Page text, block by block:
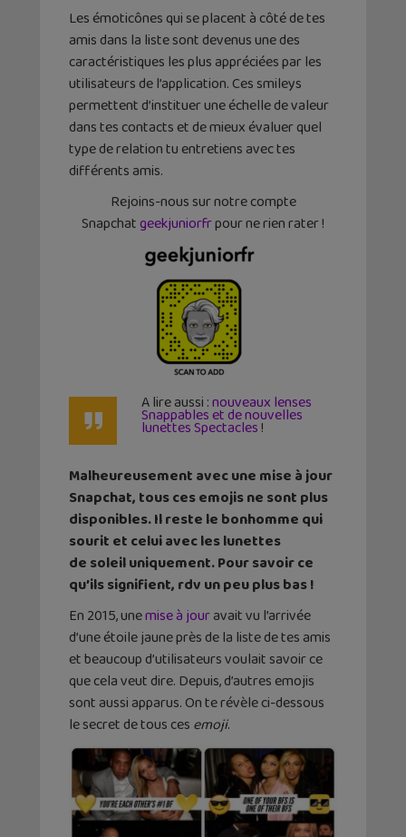
Les émoticônes qui se placent à côté de tes
amis dans la liste sont devenus une des
caractéristiques les plus appréciées par les
utilisateurs de l’application. Ces smileys
permettent d’instituer une échelle de valeur
dans tes contacts et de mieux évaluer quel
type de relation tu entretiens avec tes
différents amis.
Rejoins-nous sur notre compte
Snapchatgeekjuniorfrpour ne rien rater !
A lire aussi :nouveaux lenses
Snappables et de nouvelles
lunettes Spectacles!
Malheureusement avec une mise à jour
Snapchat, tous ces emojis ne sont plus
disponibles. Il reste le bonhomme qui
sourit et celui avec les lunettes
de soleil uniquement. Pour savoir ce
qu’ils signifient, rdv un peu plus bas !
En 2015, unemise à jouravait vu l’arrivée
d’une étoile jaune près de la liste de tes amis
et beaucoup d’utilisateurs voulait savoir ce
que cela veut dire. Depuis, d’autres emojis
sont aussi apparus. On te révèle ci-dessous
le secret de tous ces emoji.